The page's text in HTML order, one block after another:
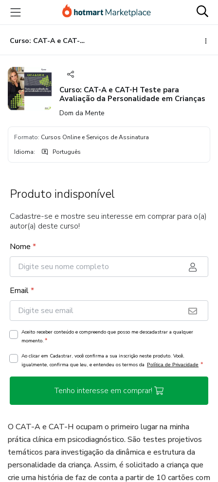
para
conteúdo
principal
para
pagamento
para
rodapé
Curso: CAT-A e CAT-H Teste para Avaliação da Personalidade em Crianças
Curso: CAT-A e CAT-H Teste para
Avaliação da Personalidade em Crianças
Dom da Mente
Formato: Cursos Online e Serviços de Assinatura
Idioma: Português
Produto indisponível
Cadastre-se e mostre seu interesse em comprar para o(a)
autor(a) deste curso!
Nome *
Email*
Aceito receber conteúdo e compreendo que posso me descadastrar a qualquer
momento. *
Ao clicar em Cadastrar, você confirma a sua inscrição neste produto. Você,
igualmente, confirma que leu, e entendeu os termos da Política de Privacidade *
Tenho interesse em comprar!
O CAT-A e CAT-H ocupam o primeiro lugar na minha
prática clínica em psicodiagnóstico. São testes projetivos
temáticos para investigação da dinâmica e estrutura da
personalidade da criança. Assim, é solicitado a criança que
crie uma história de faz de conta a partir de 10 cartões com